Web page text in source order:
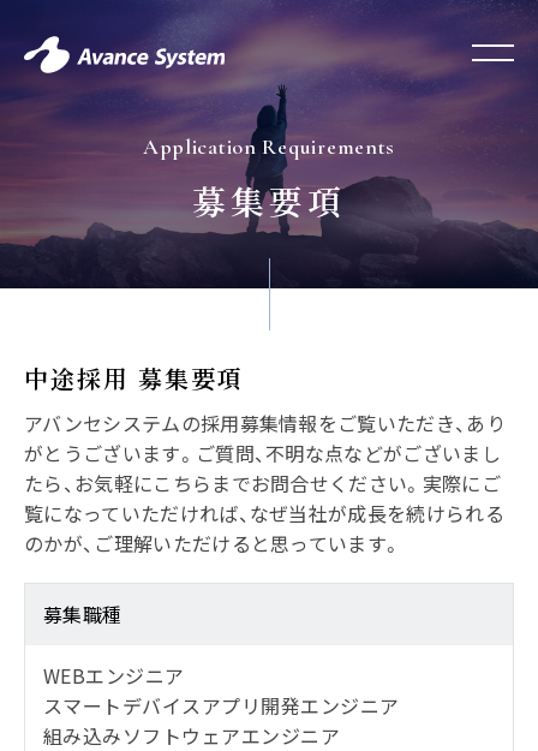
Application Requirements
募集要項
中途採用 募集要項
アバンセシステムの採用募集情報をご覧いただき、あり
がとうございます。ご質問、不明な点などがございまし
たら、お気軽にこちらまでお問合せください。実際にご
覧になっていただければ、なぜ当社が成長を続けられる
のかが、ご理解いただけると思っています。
募集職種
WEBエンジニア
スマートデバイスアプリ開発エンジニア
組み込みソフトウェアエンジニア